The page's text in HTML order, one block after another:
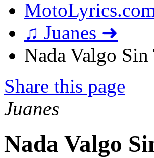
♫ Juanes ➜
Nada Valgo
Share this page
Juanes
Nada Valgo